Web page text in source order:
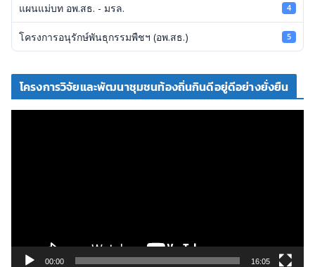
แผนแม่บท อพ.สธ. - มรล. 4
โครงการอนุรักษ์พันธุกรรมพืชฯ (อพ.สธ.) 5
โครงการวิจัยและพัฒนาชุมชนท้องถิ่นกินดีอยู่ดีอย่างยั่งยืน
00:00 16:05